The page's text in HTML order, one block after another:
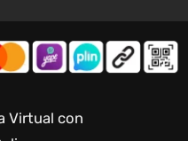
Virtual con